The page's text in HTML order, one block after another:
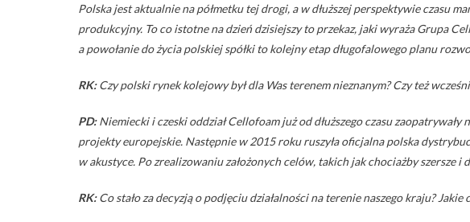
Polska jest aktualnie na półmetku tej drogi, a w dłuższej perspektywie czasu
produkcyjny. To co istotne na dzień dzisiejszy to przekaz, jaki wyraża Grupa
a powołanie do życia polskiej spółki to kolejny etap długofalowego planu
RK:Czy polski rynek kolejowy był dla Was terenem nieznanym? Czy też
PD:Niemiecki i czeski oddział Cellofoam już od dłuższego czasu zaopatrywały
projekty europejskie. Następnie w 2015 roku ruszyła oficjalna polska
w akustyce. Po zrealizowaniu założonych celów, takich jak chociażby szersze
RK:Co stało za decyzją o podjęciu działalności na terenie naszego kraju? Jakie